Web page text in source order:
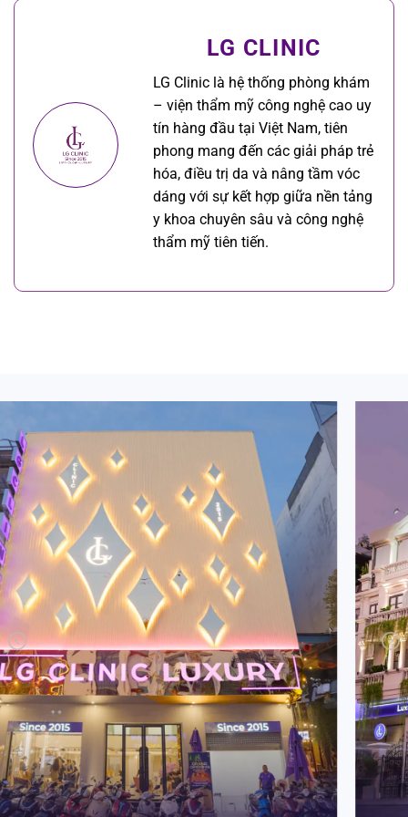
LG CLINIC
LG Clinic là hệ thống phòng khám
– viện thẩm mỹ công nghệ cao uy
tín hàng đầu tại Việt Nam, tiên
phong mang đến các giải pháp trẻ
hóa, điều trị da và nâng tầm vóc
dáng với sự kết hợp giữa nền tảng
y khoa chuyên sâu và công nghệ
thẩm mỹ tiên tiến.